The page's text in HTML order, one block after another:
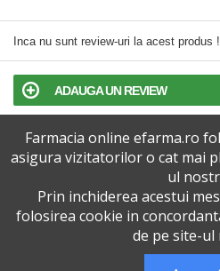
Inca nu sunt review-uri la acest produs !
ADAUGA UN REVIEW
TERMENI SI CONDITII
POLITICA DE
VERSIUNEA DESKTOP
Farmacia online efarma.ro
asigura vizitatorilor o cat mai
ul
Prin inchiderea acestui
folosirea cookie in
de pe site-ul